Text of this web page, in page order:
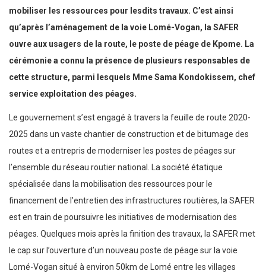
mobiliser les ressources pour lesdits travaux. C’est ainsi
qu’après l’aménagement de la voie Lomé-Vogan, la SAFER
ouvre aux usagers de la route, le poste de péage de Kpome. La
cérémonie a connu la présence de plusieurs responsables de
cette structure, parmi lesquels Mme Sama Kondokissem, chef
service exploitation des péages.
Le gouvernement s’est engagé à travers la feuille de route 2020-
2025 dans un vaste chantier de construction et de bitumage des
routes et a entrepris de moderniser les postes de péages sur
l’ensemble du réseau routier national. La société étatique
spécialisée dans la mobilisation des ressources pour le
financement de l’entretien des infrastructures routières, la SAFER
est en train de poursuivre les initiatives de modernisation des
péages. Quelques mois après la finition des travaux, la SAFER met
le cap sur l’ouverture d’un nouveau poste de péage sur la voie
Lomé-Vogan situé à environ 50km de Lomé entre les villages